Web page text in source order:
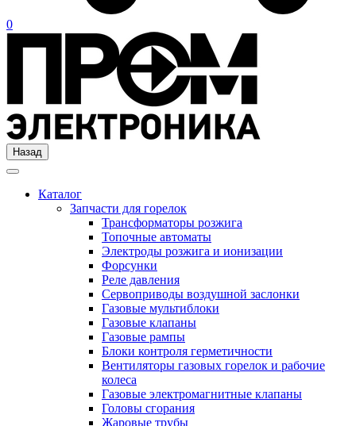
0
Назад
Каталог
Запчасти для горелок
Трансформаторы розжига
Топочные автоматы
Электроды розжига и ионизации
Форсунки
Реле давления
Сервоприводы воздушной заслонки
Газовые мультиблоки
Газовые клапаны
Газовые рампы
Блоки контроля герметичности
Вентиляторы газовых горелок и рабочие
колеса
Газовые электромагнитные клапаны
Головы сгорания
Жаровые трубы